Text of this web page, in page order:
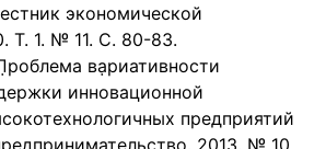
экономической
Т. 1. № 11. С. 80-83.
ва⁪̣риативности
инновационной
предприятий